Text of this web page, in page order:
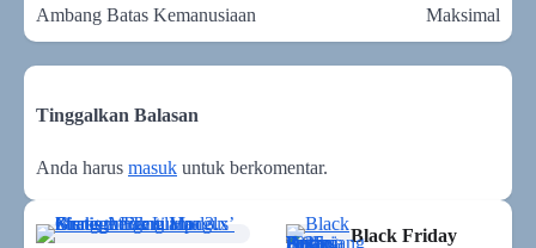
Ambang Batas Kemanusiaan Maksimal
Tinggalkan Balasan
Anda harus masuk untuk berkomentar.
Black Friday